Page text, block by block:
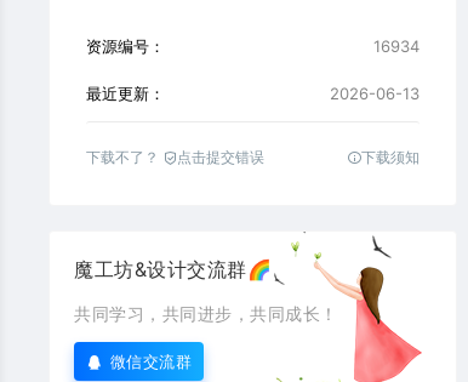
资源编号： 16934
最近更新： 2026-06-13
下载不了？ 点击提交错误 下载须知
魔工坊&设计交流群🌈
共同学习，共同进步，共同成长！
微信交流群